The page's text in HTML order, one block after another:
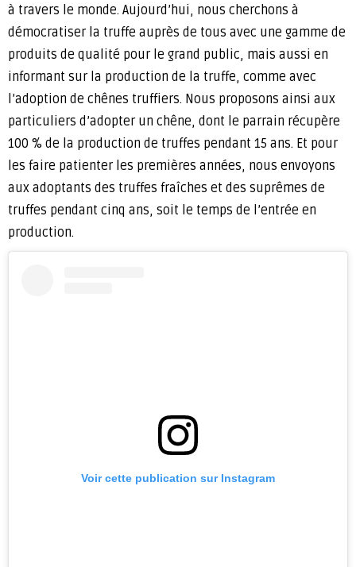
à travers le monde. Aujourd’hui, nous cherchons à
démocratiser la truffe auprès de tous avec une gamme de
produits de qualité pour le grand public, mais aussi en
informant sur la production de la truffe, comme avec
l’adoption de chênes truffiers. Nous proposons ainsi aux
particuliers d’adopter un chêne, dont le parrain récupère
100 % de la production de truffes pendant 15 ans. Et pour
les faire patienter les premières années, nous envoyons
aux adoptants des truffes fraîches et des suprêmes de
truffes pendant cinq ans, soit le temps de l’entrée en
production.
Voir cette publication sur Instagram